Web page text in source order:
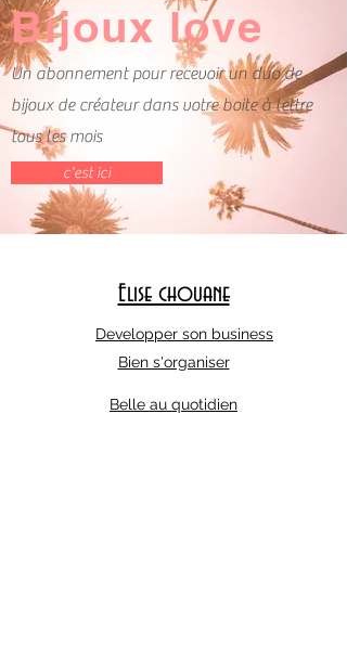
Bijoux love
Un abonnement pour recevoir un duo de
bijoux de créateur dans votre boite à lettre
tous les mois
c'est ici
Elise chouane
Developper son business
Bien s'organiser
Belle au quotidien